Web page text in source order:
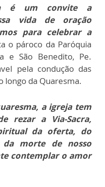
é um convite a
vida de oração
para celebrar a
o pároco da Paróquia
e São Benedito, Pe.
pela condução das
longo da Quaresma.
a igreja tem
rezar a Via-Sacra,
da oferta, do
morte de nosso
contemplar o amor